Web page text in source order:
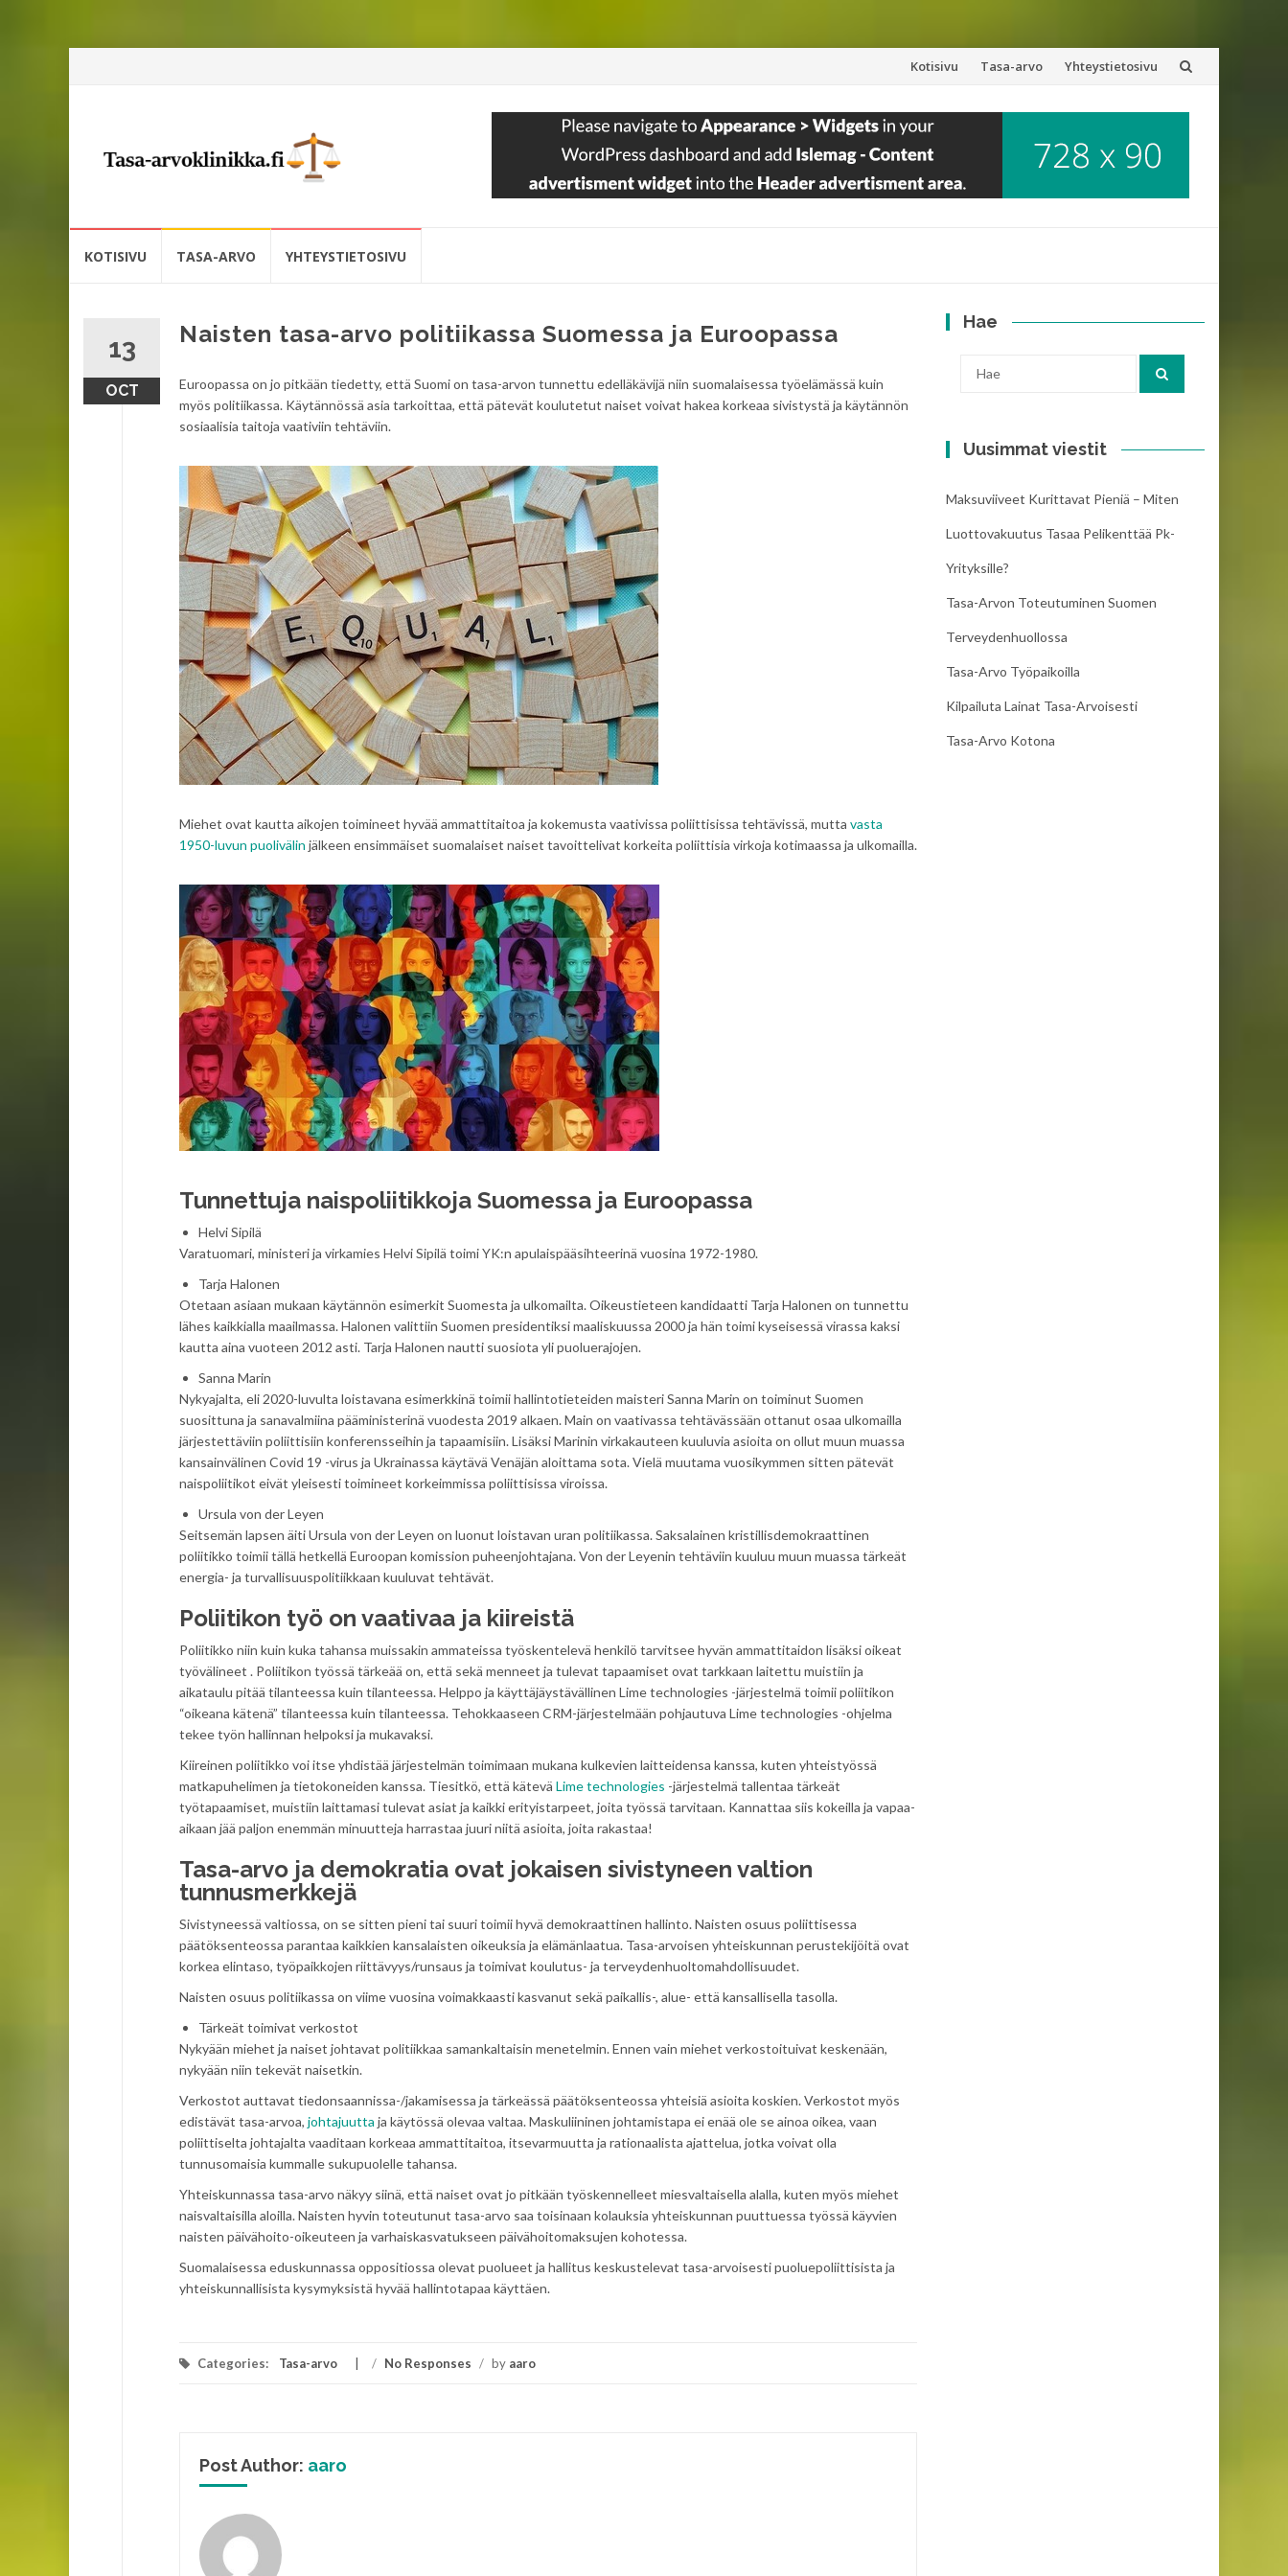
Skip
content
Kotisivu Tasa-arvo Yhteystietosivu
KOTISIVU TASA-ARVO YHTEYSTIETOSIVU
13
OCT
Naisten tasa-arvo politiikassa Suomessa ja Euroopassa
Euroopassa on jo pitkään tiedetty, että Suomi on tasa-arvon tunnettu edelläkävijä niin suomalaisessa työelämässä kuin
myös politiikassa. Käytännössä asia tarkoittaa, että pätevät koulutetut naiset voivat hakea korkeaa sivistystä ja käytännön
sosiaalisia taitoja vaativiin tehtäviin.
Miehet ovat kautta aikojen toimineet hyvää ammattitaitoa ja kokemusta vaativissa poliittisissa tehtävissä, mutta vasta
1950-luvun puolivälin jälkeen ensimmäiset suomalaiset naiset tavoittelivat korkeita poliittisia virkoja kotimaassa ja ulkomailla.
Tunnettuja naispoliitikkoja Suomessa ja Euroopassa
Helvi Sipilä
Varatuomari, ministeri ja virkamies Helvi Sipilä toimi YK:n apulaispääsihteerinä vuosina 1972-1980.
Tarja Halonen
Otetaan asiaan mukaan käytännön esimerkit Suomesta ja ulkomailta. Oikeustieteen kandidaatti Tarja Halonen on tunnettu
lähes kaikkialla maailmassa. Halonen valittiin Suomen presidentiksi maaliskuussa 2000 ja hän toimi kyseisessä virassa kaksi
kautta aina vuoteen 2012 asti. Tarja Halonen nautti suosiota yli puoluerajojen.
Sanna Marin
Nykyajalta, eli 2020-luvulta loistavana esimerkkinä toimii hallintotieteiden maisteri Sanna Marin on toiminut Suomen
suosittuna ja sanavalmiina pääministerinä vuodesta 2019 alkaen. Main on vaativassa tehtävässään ottanut osaa ulkomailla
järjestettäviin poliittisiin konferensseihin ja tapaamisiin. Lisäksi Marinin virkakauteen kuuluvia asioita on ollut muun muassa
kansainvälinen Covid 19 -virus ja Ukrainassa käytävä Venäjän aloittama sota. Vielä muutama vuosikymmen sitten pätevät
naispoliitikot eivät yleisesti toimineet korkeimmissa poliittisissa viroissa.
Ursula von der Leyen
Seitsemän lapsen äiti Ursula von der Leyen on luonut loistavan uran politiikassa. Saksalainen kristillisdemokraattinen
poliitikko toimii tällä hetkellä Euroopan komission puheenjohtajana. Von der Leyenin tehtäviin kuuluu muun muassa tärkeät
energia- ja turvallisuuspolitiikkaan kuuluvat tehtävät.
Poliitikon työ on vaativaa ja kiireistä
Poliitikko niin kuin kuka tahansa muissakin ammateissa työskentelevä henkilö tarvitsee hyvän ammattitaidon lisäksi oikeat
työvälineet . Poliitikon työssä tärkeää on, että sekä menneet ja tulevat tapaamiset ovat tarkkaan laitettu muistiin ja
aikataulu pitää tilanteessa kuin tilanteessa. Helppo ja käyttäjäystävällinen Lime technologies -järjestelmä toimii poliitikon
“oikeana kätenä” tilanteessa kuin tilanteessa. Tehokkaaseen CRM-järjestelmään pohjautuva Lime technologies -ohjelma
tekee työn hallinnan helpoksi ja mukavaksi.
Kiireinen poliitikko voi itse yhdistää järjestelmän toimimaan mukana kulkevien laitteidensa kanssa, kuten yhteistyössä
matkapuhelimen ja tietokoneiden kanssa. Tiesitkö, että kätevä Lime technologies -järjestelmä tallentaa tärkeät
työtapaamiset, muistiin laittamasi tulevat asiat ja kaikki erityistarpeet, joita työssä tarvitaan. Kannattaa siis kokeilla ja vapaa-
aikaan jää paljon enemmän minuutteja harrastaa juuri niitä asioita, joita rakastaa!
Tasa-arvo ja demokratia ovat jokaisen sivistyneen valtion
tunnusmerkkejä
Sivistyneessä valtiossa, on se sitten pieni tai suuri toimii hyvä demokraattinen hallinto. Naisten osuus poliittisessa
päätöksenteossa parantaa kaikkien kansalaisten oikeuksia ja elämänlaatua. Tasa-arvoisen yhteiskunnan perustekijöitä ovat
korkea elintaso, työpaikkojen riittävyys/runsaus ja toimivat koulutus- ja terveydenhuoltomahdollisuudet.
Naisten osuus politiikassa on viime vuosina voimakkaasti kasvanut sekä paikallis-, alue- että kansallisella tasolla.
Tärkeät toimivat verkostot
Nykyään miehet ja naiset johtavat politiikkaa samankaltaisin menetelmin. Ennen vain miehet verkostoituivat keskenään,
nykyään niin tekevät naisetkin.
Verkostot auttavat tiedonsaannissa-/jakamisessa ja tärkeässä päätöksenteossa yhteisiä asioita koskien. Verkostot myös
edistävät tasa-arvoa, johtajuutta ja käytössä olevaa valtaa. Maskuliininen johtamistapa ei enää ole se ainoa oikea, vaan
poliittiselta johtajalta vaaditaan korkeaa ammattitaitoa, itsevarmuutta ja rationaalista ajattelua, jotka voivat olla
tunnusomaisia kummalle sukupuolelle tahansa.
Yhteiskunnassa tasa-arvo näkyy siinä, että naiset ovat jo pitkään työskennelleet miesvaltaisella alalla, kuten myös miehet
naisvaltaisilla aloilla. Naisten hyvin toteutunut tasa-arvo saa toisinaan kolauksia yhteiskunnan puuttuessa työssä käyvien
naisten päivähoito-oikeuteen ja varhaiskasvatukseen päivähoitomaksujen kohotessa.
Suomalaisessa eduskunnassa oppositiossa olevat puolueet ja hallitus keskustelevat tasa-arvoisesti puoluepoliittisista ja
yhteiskunnallisista kysymyksistä hyvää hallintotapaa käyttäen.
Categories: Tasa-arvo / No Responses / by aaro
Post Author: aaro
Hae
Uusimmat viestit
Maksuviiveet Kurittavat Pieniä – Miten
Luottovakuutus Tasaa Pelikenttää Pk-
Yrityksille?
Tasa-Arvon Toteutuminen Suomen
Terveydenhuollossa
Tasa-Arvo Työpaikoilla
Kilpailuta Lainat Tasa-Arvoisesti
Tasa-Arvo Kotona